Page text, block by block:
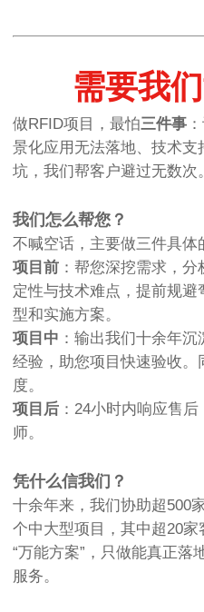
需要我
做RFID项目，最怕三件事
景化应用无法落地、技术
坑，我们帮客户避过无数次。
我们怎么帮您？
不喊空话，主要做三件具体
项目前 ：帮您深挖需求，
定性与技术难点，提前规
型和实施方案。
项目中 ：输出我们十余年沉
经验，助您项目快速验收
度。
项目后 ：24小时内响应售
师。
凭什么信我们？
十余年来，我们协助超500
个中大型项目，其中超20
“万能方案”，只做能真正落
服务。